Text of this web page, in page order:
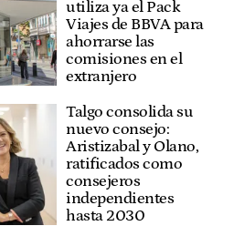
utiliza ya el Pack
Viajes de BBVA para
ahorrarse las
comisiones en el
extranjero
Talgo consolida su
nuevo consejo:
Aristizabal y Olano,
ratificados como
consejeros
independientes
hasta 2030